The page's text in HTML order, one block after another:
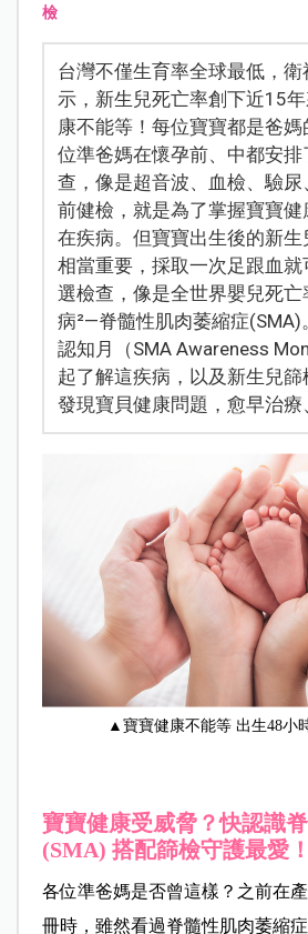
檢
台灣不僅生育率全球最低，
示，新生兒死亡率創下近15
康不能等！每位寶寶都是爸
位準爸媽在懷孕前、中都安
查，像是超音波、血檢、驗
前健檢，就是為了掌握寶寶
在疾病。但寶寶出生後的新
相當重要，採取一次足跟血
選檢查，像是全世界嬰兒死
病²—脊髓性肌肉萎縮症(SMA)
認知月（SMA Awareness
起了解這疾病，以及新生兒
發現寶貝健康問題，愈早治療
▲寶寶健康不能等 出生48小
寶寶健康受威脅？快認識
(SMA) 搭配篩檢守護最愛！
各位準爸媽是否曾這樣？之前在
冊時，雖然看過脊髓性肌肉萎縮